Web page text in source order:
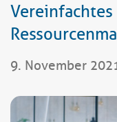
9. November